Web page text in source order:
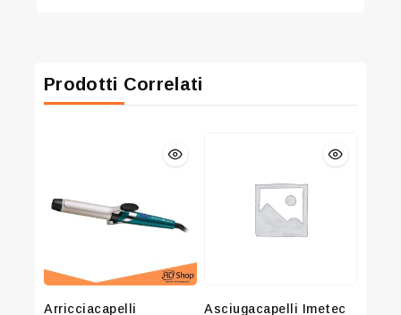
Prodotti Correlati
Arricciacapelli
Asciugacapelli Imetec